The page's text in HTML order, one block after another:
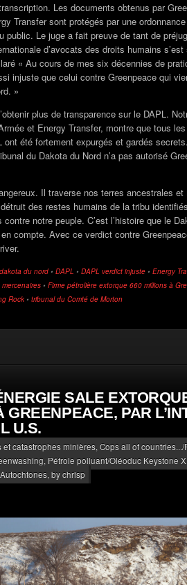
Les documents obtenus par
Transfer sont protégés par une
public. Le juge a fait preuve de tant de
d’avocats des droits humains
« Au cours de mes six décennies de
injuste que celui contre Greenpeace qui
»
plus de transparence sur le DAPL.
et Energy Transfer, montre que tous
ont été fortement expurgés et gardés
du Dakota du Nord n’a pas autorisé
Il traverse nos terres ancestrales
des restes humains de la tribu
notre peuple. C’est l’histoire que le
compte. Avec ce verdict contre
dakota du nord • DAPL • DAPL verdict injuste • Energy
• Firme pétrolière extorque 660 millions à
Rock • tribunal du Comté de Morton
SALE
GREENPEACE, PAR
U.S.
et catastrophes minières,Cops all of
, Pétrole polluant/Oléoduc Keystone
, by chrisp